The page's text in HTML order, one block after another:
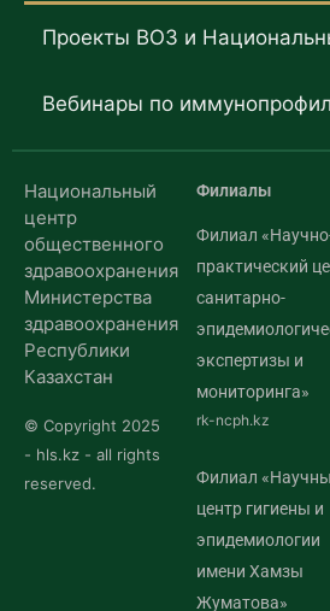
Проекты ВОЗ и
Вебинары по
Национальный
центр
общественного
здравоохранения
Министерства
здравоохранения
Республики
Казахстан
© Copyright 2025
- hls.kz - all rights
reserved.
Филиалы
Филиал
практический
санитарно-
экспертизы и
мониторинга»
rk-ncph.kz
Филиал
центр гигиены и
эпидемиологии
имени Хамзы
Жуматова»